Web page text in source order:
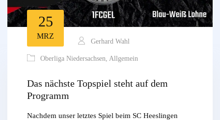
25
MRZ
Gerhard Wahl
Oberliga Niedersachsen Allgemein
Das nächste Topspiel steht auf dem
Programm
Nachdem unser letztes Spiel beim SC Heeslingen